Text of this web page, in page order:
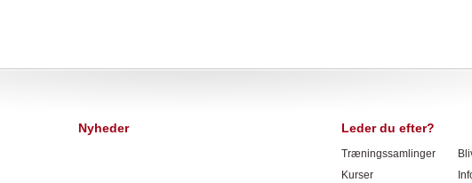
Nyheder Leder du efter?
Træningssamlinger
Kurser